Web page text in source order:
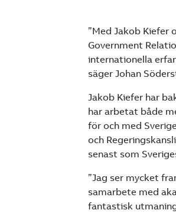
”Med Jakob
Government
internationella
säger Johan
Jakob Kiefer har
har arbetat både
för och med
och
senast som
”Jag ser mycket
samarbete med
fantastisk